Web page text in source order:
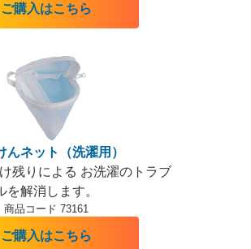
ご購入はこちら
んネット（洗濯用）
残りによる お洗濯のトラブ
を解消します。
商品コード 73161
ご購入はこちら